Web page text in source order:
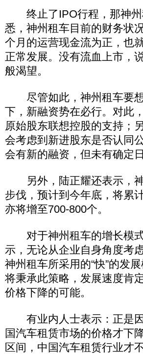
终止了IPO行程，那神州
悉，神州租车目前的财务状
个月的运营现金流为正，也
正常发展。没有流血上市，
般渴望。
尽管如此，神州租车要想
下，新融资势在必行。对此
原始股东联想控股的支持；
会考虑到新进股东是否认同
会有新的融资，但未有确定日
另外，陆正耀还表示，神
步伐，预计到今年底，将累
亦将增至700-800个。
对于神州租车的增长模式
示，无论从企业自身角度考
神州租车所采用的“快”的发
将秉承此策略，发展速度肯
价格下降的可能。
有业内人士表示：正是因
国汽车租赁市场的价格才下
区间，中国汽车租赁行业才